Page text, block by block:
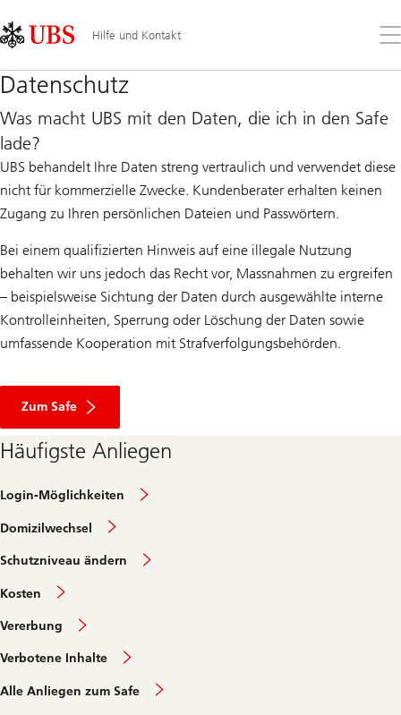
Links
Area
Hilfe und Kontakt
Sie
Datenschutz
Was macht UBS mit den Daten, die ich in den Safe
lade?
UBS behandelt Ihre Daten streng vertraulich und verwendet diese
nicht für kommerzielle Zwecke. Kundenberater erhalten keinen
Zugang zu Ihren persönlichen Dateien und Passwörtern.
Bei einem qualifizierten Hinweis auf eine illegale Nutzung
behalten wir uns jedoch das Recht vor, Massnahmen zu ergreifen
– beispielsweise Sichtung der Daten durch ausgewählte interne
Kontrolleinheiten, Sperrung oder Löschung der Daten sowie
umfassende Kooperation mit Strafverfolgungsbehörden.
Zum Safe
Häufigste Anliegen
Login-Möglichkeiten
Domizilwechsel
Schutzniveau ändern
Kosten
Vererbung
Verbotene Inhalte
Alle Anliegen zum Safe